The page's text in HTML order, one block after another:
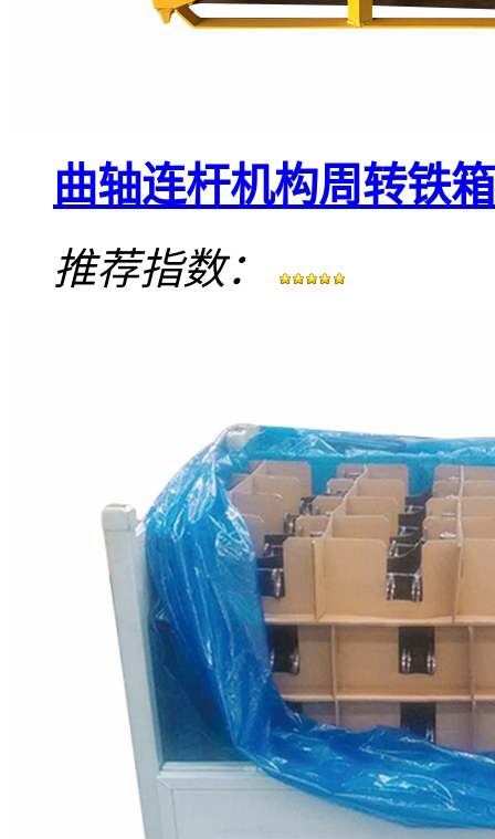
曲轴连杆机构周转铁箱
推荐指数：